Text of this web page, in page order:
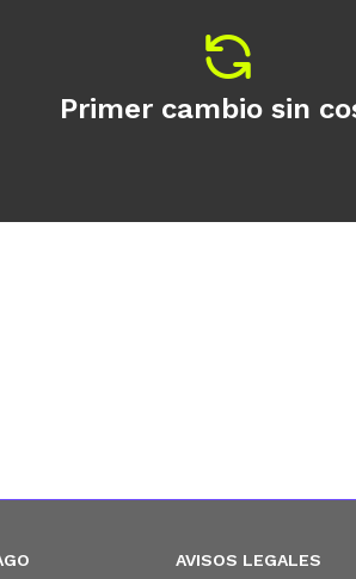
AVISOS LEGALES
Primer cambio sin